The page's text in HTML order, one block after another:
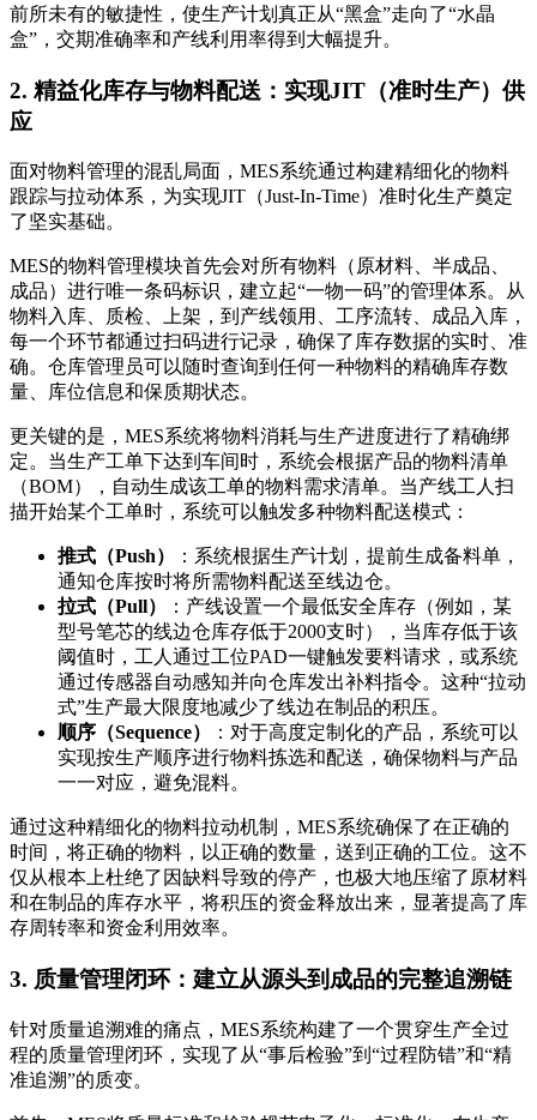
前所未有的敏捷性，使生产计划真正从“黑盒”走向了“水晶
盒”，交期准确率和产线利用率得到大幅提升。
2. 精益化库存与物料配送：实现JIT（准时生产）供
应
面对物料管理的混乱局面，MES系统通过构建精细化的物料
跟踪与拉动体系，为实现JIT（Just-In-Time）准时化生产奠定
了坚实基础。
MES的物料管理模块首先会对所有物料（原材料、半成品、
成品）进行唯一条码标识，建立起“一物一码”的管理体系。从
物料入库、质检、上架，到产线领用、工序流转、成品入库，
每一个环节都通过扫码进行记录，确保了库存数据的实时、准
确。仓库管理员可以随时查询到任何一种物料的精确库存数
量、库位信息和保质期状态。
更关键的是，MES系统将物料消耗与生产进度进行了精确绑
定。当生产工单下达到车间时，系统会根据产品的物料清单
（BOM），自动生成该工单的物料需求清单。当产线工人扫
描开始某个工单时，系统可以触发多种物料配送模式：
推式（Push）
：系统根据生产计划，提前生成备料单，
通知仓库按时将所需物料配送至线边仓。
拉式（Pull）
：产线设置一个最低安全库存（例如，某
型号笔芯的线边仓库存低于2000支时），当库存低于该
阈值时，工人通过工位PAD一键触发要料请求，或系统
通过传感器自动感知并向仓库发出补料指令。这种“拉动
式”生产最大限度地减少了线边在制品的积压。
顺序（Sequence）
：对于高度定制化的产品，系统可以
实现按生产顺序进行物料拣选和配送，确保物料与产品
一一对应，避免混料。
通过这种精细化的物料拉动机制，MES系统确保了在正确的
时间，将正确的物料，以正确的数量，送到正确的工位。这不
仅从根本上杜绝了因缺料导致的停产，也极大地压缩了原材料
和在制品的库存水平，将积压的资金释放出来，显著提高了库
存周转率和资金利用效率。
3. 质量管理闭环：建立从源头到成品的完整追溯链
针对质量追溯难的痛点，MES系统构建了一个贯穿生产全过
程的质量管理闭环，实现了从“事后检验”到“过程防错”和“精
准追溯”的质变。